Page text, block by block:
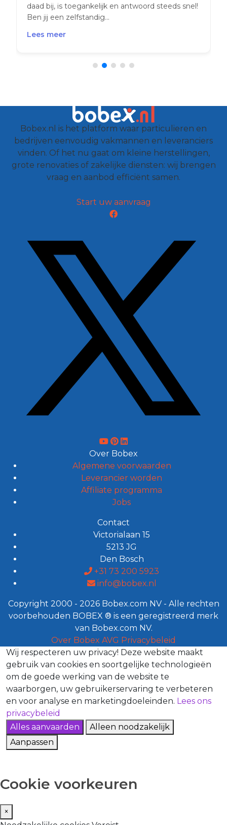
daad bij, is toegankelijk en antwoord steeds snel!
Ben jij een zelfstandig...
Lees meer
Bobex.nl is het platform waar particulieren en
bedrijven eenvoudig vakmannen en leveranciers
vinden. Of het nu gaat om kleine herstellingen,
grote renovaties of zakelijke diensten: wij brengen
vraag en aanbod efficiënt samen.
Start uw aanvraag
Over Bobex
Algemene voorwaarden
Leverancier worden
Affiliate programma
Jobs
Contact
Victorialaan 15
5213 JG
Den Bosch
+31 73 200 5923
info@bobex.nl
Copyright 2000 - 2026 Bobex.com NV - Alle rechten
voorbehouden BOBEX ® is een geregistreerd merk
van Bobex.com NV.
Over Bobex AVG Privacybeleid
Wij respecteren uw privacy! Deze website maakt
gebruik van cookies en soortgelijke technologieën
om de goede werking van de website te
waarborgen, uw gebruikerservaring te verbeteren
en voor analyse en marketingdoeleinden. Lees ons
privacybeleid
Alles aanvaarden
Alleen noodzakelijk
Aanpassen
Cookie voorkeuren
×